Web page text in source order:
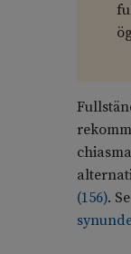
(156).